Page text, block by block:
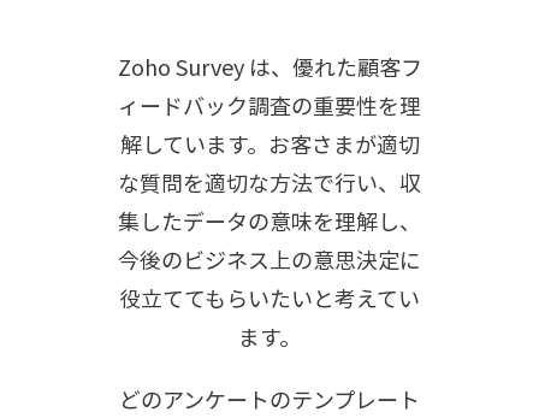
Zoho Survey は、優れた顧客フ
ィードバック調査の重要性を理
解しています。 お客さまが適切
な質問を適切な方法で行い、収
集したデータの意味を理解し、
今後のビジネス上の意思決定に
役立ててもらいたいと考えてい
ます。
どのアンケートのテンプレート